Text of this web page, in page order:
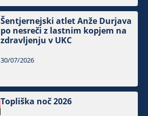
Šentjernejski atlet Anže Durjava
po nesreči z lastnim kopjem na
zdravljenju v UKC
30/07/2026
Topliška noč 2026